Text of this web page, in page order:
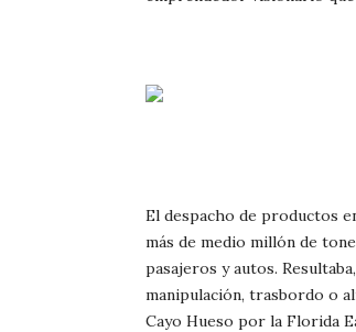
EL TREN A LA
El despacho de productos
más de medio millón de
pasajeros y autos.
manipulación, trasbordo o
Cayo Hueso por la Florida